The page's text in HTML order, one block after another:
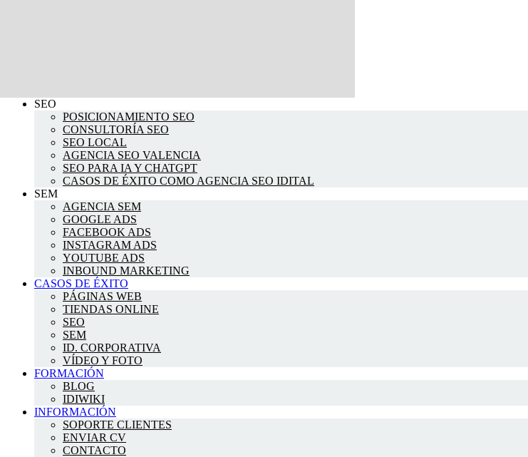
SEO
POSICIONAMIENTO SEO
CONSULTORÍA SEO
SEO LOCAL
AGENCIA SEO VALENCIA
SEO PARA IA Y CHATGPT
CASOS DE ÉXITO COMO AGENCIA SEO IDITAL
SEM
AGENCIA SEM
GOOGLE ADS
FACEBOOK ADS
INSTAGRAM ADS
YOUTUBE ADS
INBOUND MARKETING
CASOS DE ÉXITO
PÁGINAS WEB
TIENDAS ONLINE
SEO
SEM
ID. CORPORATIVA
VÍDEO Y FOTO
FORMACIÓN
BLOG
IDIWIKI
INFORMACIÓN
SOPORTE CLIENTES
ENVIAR CV
CONTACTO